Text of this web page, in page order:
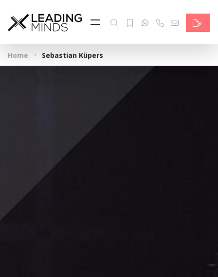
Feed & News
Reading Minds
Themen
Wer wir sind
Kontakt
Home · Sebastian Küpers